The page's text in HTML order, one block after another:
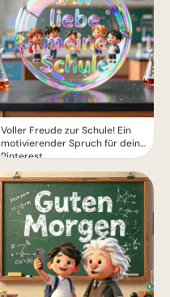
Voller Freude zur Schule! Ein
motivierender Spruch für dein
Pinterest